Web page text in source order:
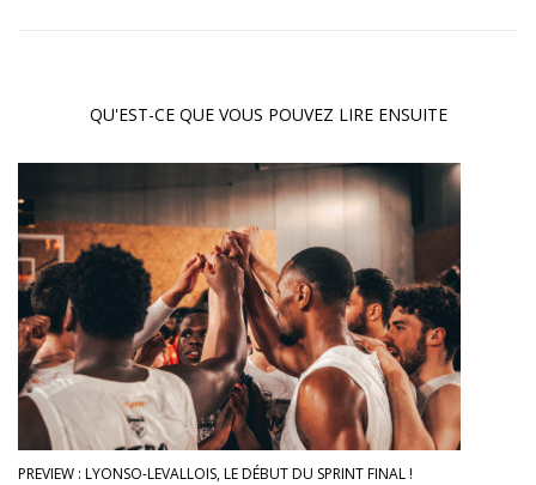
QU'EST-CE QUE VOUS POUVEZ LIRE ENSUITE
PREVIEW : LYONSO-LEVALLOIS, LE DÉBUT DU SPRINT FINAL !